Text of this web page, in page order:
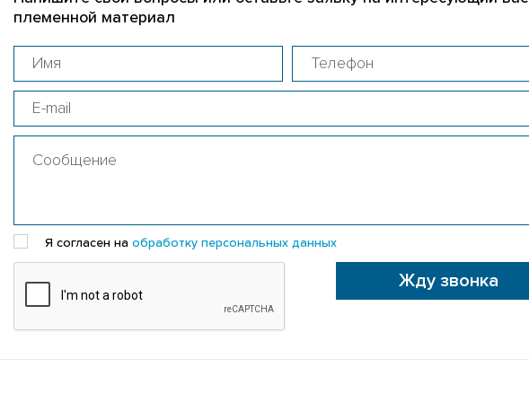
племенной материал
Я согласен на обработку персональных данных
Жду звонка